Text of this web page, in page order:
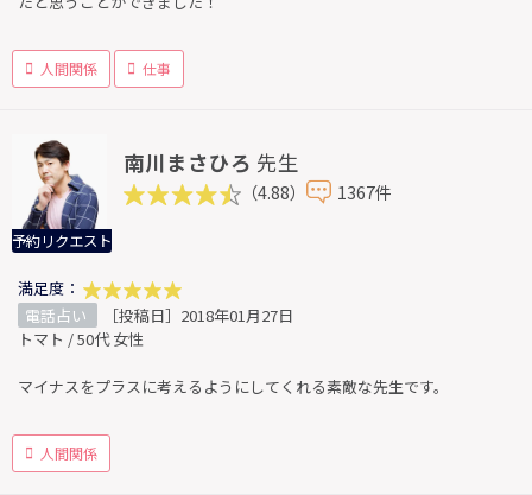
人間関係 仕事
予約リクエスト
南川まさひろ 先生
（4.88） 1367件
満足度：
電話占い
［投稿日］2018年01月27日
トマト / 50代 女性
マイナスをプラスに考えるようにしてくれる素敵な先生です。
人間関係